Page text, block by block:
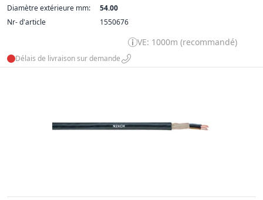
Diamètre extérieure mm:
54.00
Nr- d'article
1550676
VE: 1000m (recommandé)
Délais de livraison sur demande